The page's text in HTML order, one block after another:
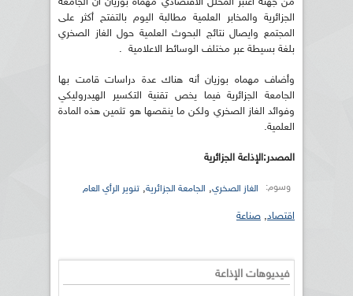
الجزائرية والمخابر العلمية مطالبة اليوم بالتفتح أكثر على
المجتمع وايصال نتائج البحوث العلمية حول الغاز الصخري
بلغة بسيطة عبر مختلف الوسائط الاعلامية .
وأضاف مهماه بوزيان أنه هناك عدة دراسات قامت بها
الجامعة الجزائرية فيما يخص تقنية التكسير الهيدروليكي
وفوائد الغاز الصخري ولكن ما ينقصها هو تثمين هذه المادة
العلمية.
المصدر:الإذاعة الجزائرية
وسوم: الغاز الصخري, الجامعة الجزائرية, تنوير الرأي العام
اقتصاد, صناعة
فيديوهات الإذاعة